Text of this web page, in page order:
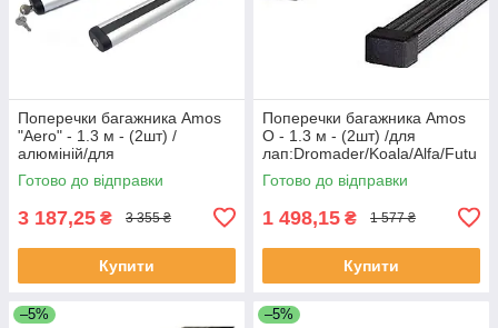
Поперечки багажника Amos
"Aero" - 1.3 м - (2шт) /
алюміній/для
лап:Dromader/Koala/Alfa/Futu
ra/Nowy/Beta
Готово до відправки
3 187,25 ₴ 3 355 ₴
Купити
Поперечки багажника Amos
O - 1.3 м - (2шт) /для
лап:Dromader/Koala/Alfa/Futu
ra/Nowy/Beta/Universaly/Bus
Готово до відправки
1 498,15 ₴ 1 577 ₴
Купити
–5% –5%